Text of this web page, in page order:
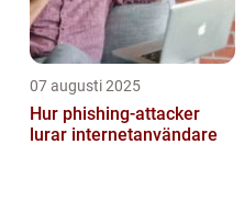
07 augusti 2025
Hur phishing-attacker
lurar internetanvändare